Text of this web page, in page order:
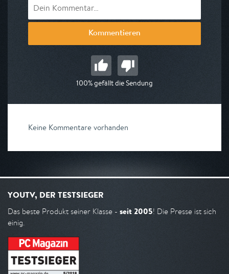
Kommentieren
100% gefällt die Sendung
Keine Kommentare vorhanden
YOUTV, DER TESTSIEGER
Das beste Produkt seiner Klasse - seit 2005! Die Presse ist sich
einig.